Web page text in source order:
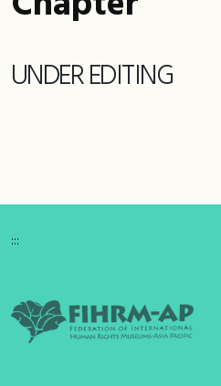
UNDER EDITING
:::